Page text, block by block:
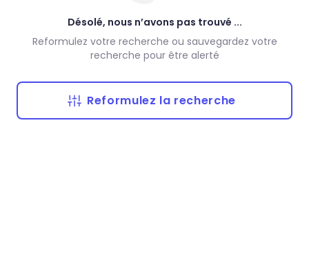
Désolé, nous n’avons pas trouvé ...
Reformulez votre recherche ou sauvegardez votre
recherche pour être alerté
Reformulez la recherche